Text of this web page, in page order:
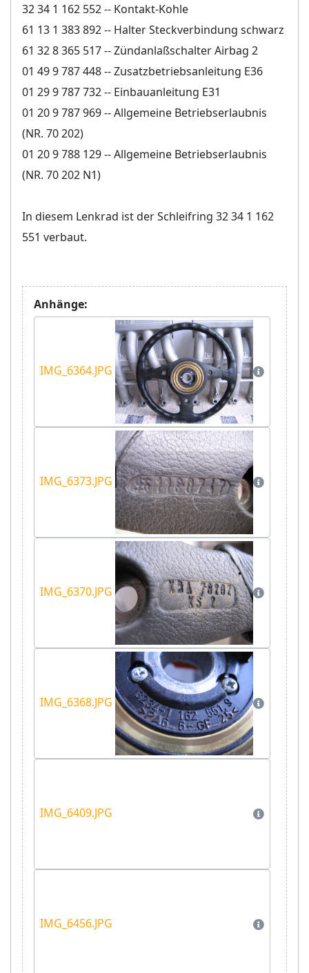
32 34 1 162 552 -- Kontakt-Kohle
61 13 1 383 892 -- Halter Steckverbindung schwarz
61 32 8 365 517 -- Zündanlaßschalter Airbag 2
01 49 9 787 448 -- Zusatzbetriebsanleitung E36
01 29 9 787 732 -- Einbauanleitung E31
01 20 9 787 969 -- Allgemeine Betriebserlaubnis
(NR. 70 202)
01 20 9 788 129 -- Allgemeine Betriebserlaubnis
(NR. 70 202 N1)
In diesem Lenkrad ist der Schleifring 32 34 1 162
551 verbaut.
Anhänge:
IMG_6364.JPG
IMG_6373.JPG
IMG_6370.JPG
IMG_6368.JPG
IMG_6409.JPG
IMG_6456.JPG